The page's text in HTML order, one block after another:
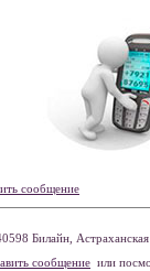
сообщение
Билайн, Астраханская
сообщение или